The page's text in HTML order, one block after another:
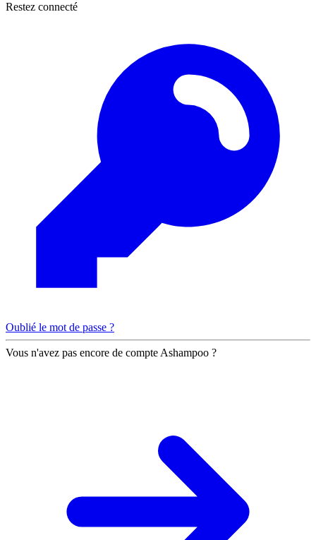
Restez connecté
Oublié le mot de passe ?
Vous n'avez pas encore de compte Ashampoo ?